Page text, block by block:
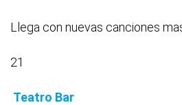
Llega con nuevas canciones
21
Teatro Bar